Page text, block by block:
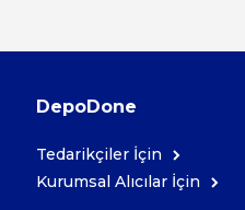
DepoDone
Tedarikçiler İçin
Kurumsal Alıcılar İçin